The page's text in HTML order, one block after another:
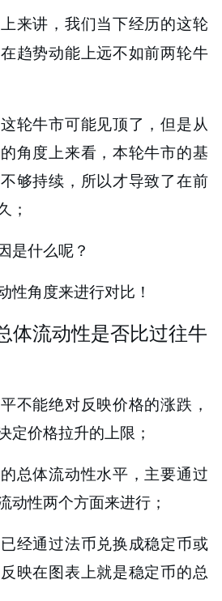
来讲，我们当下经历的这轮
趋势动能上远不如前两轮牛
轮牛市可能见顶了，但是从
角度上来看，本轮牛市的基
够持续，所以才导致了在前
；
是什么呢？
性角度来进行对比！
体流动性是否比过往牛
不能绝对反映价格的涨跌，
定价格拉升的上限；
总体流动性水平，主要通过
动性两个方面来进行；
经通过法币兑换成稳定币或
映在图表上就是稳定币的总